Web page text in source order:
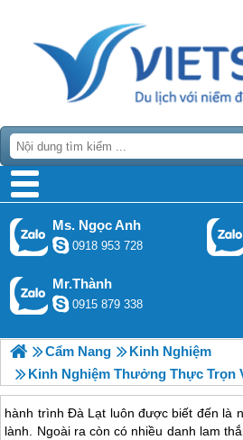
Ms. Ngọc Anh
0918 953 728
Mr.Thành
0915 879 338
Cẩm Nang
Kinh Nghiệm
Kinh Nghiệm Thưởng Thực Trọn Vẹn
hành trình Đà Lạt luôn được biết đến là
lành. Ngoài ra còn có nhiều danh lam